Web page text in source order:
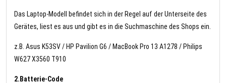
Das Laptop-Modell befindet sich in der Regel auf der Unterseite des
Gerätes, liest es aus und gibt es in die Suchmaschine des Shops ein.
z.B. Asus K53SV / HP Pavilion G6 / MacBook Pro 13 A1278 / Philips
W627 X3560 T910
2.Batterie-Code